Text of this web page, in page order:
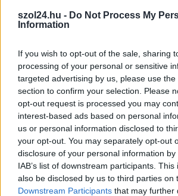
szol24.hu - Do Not Process My
Information
If you wish to opt-out of the sale, sharing
processing of your personal or sensitive
targeted advertising by us, please use
section to confirm your selection. Please
opt-out request is processed you may
interest-based ads based on personal
us or personal information disclosed to
your opt-out. You may separately opt-out
disclosure of your personal information
IAB’s list of downstream participants.
also be disclosed by us to third parties on
Downstream Participants that may further
2023.04.11. Nagy László
Minden eddiginél komolyabb
arra, honnan származhatott a
Elemezték a vuhani piacról származó
amelyekből egyértelműnek tűnik, hogy
emberre...
COVID-19